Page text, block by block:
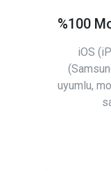
%100
iOS
uyumlu,